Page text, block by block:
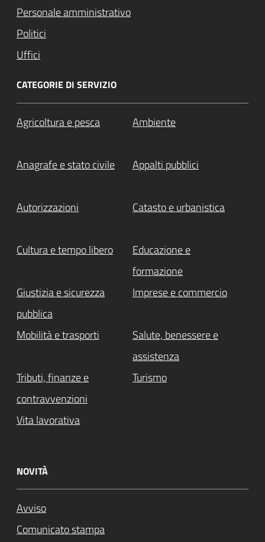
Personale amministrativo
Politici
Uffici
CATEGORIE DI SERVIZIO
Agricoltura e pesca Ambiente
Anagrafe e stato civile Appalti pubblici
Autorizzazioni Catasto e urbanistica
Cultura e tempo libero
Educazione e
formazione
Giustizia e sicurezza
pubblica
Imprese e commercio
Mobilità e trasporti
Salute, benessere e
assistenza
Tributi, finanze e
contravvenzioni
Turismo
Vita lavorativa
NOVITÀ
Avviso
Comunicato stampa